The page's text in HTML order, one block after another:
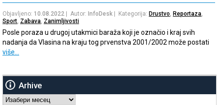
Objavljeno: 10.08.2022 | Autor: InfoDesk | Kategorija: Drustvo, Reportaza,
Sport, Zabava, Zanimljivosti
Posle poraza u drugoj utakmici baraža koji je označio i kraj svih
nadanja da Vlasina na kraju tog prvenstva 2001/2002 može postati
više…
Arhive
Arhive